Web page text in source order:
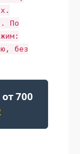
По
без
700